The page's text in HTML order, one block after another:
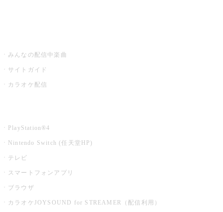
みんなの配信中楽曲
サイトガイド
カラオケ配信
PlayStation®4
Nintendo Switch (任天堂HP)
テレビ
スマートフォンアプリ
ブラウザ
カラオケJOYSOUND for STREAMER（配信利用）